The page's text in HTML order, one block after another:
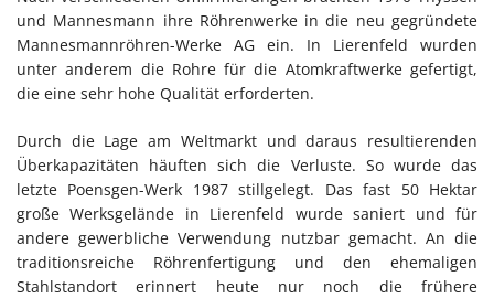
und Mannesmann ihre Röhrenwerke in die neu gegründete
Mannesmannröhren-Werke AG ein. In Lierenfeld wurden
unter anderem die Rohre für die Atomkraftwerke gefertigt,
die eine sehr hohe Qualität erforderten.
Durch die Lage am Weltmarkt und daraus resultierenden
Überkapazitäten häuften sich die Verluste. So wurde das
letzte Poensgen-Werk 1987 stillgelegt. Das fast 50 Hektar
große Werksgelände in Lierenfeld wurde saniert und für
andere gewerbliche Verwendung nutzbar gemacht. An die
traditionsreiche Röhrenfertigung und den ehemaligen
Stahlstandort erinnert heute nur noch die frühere